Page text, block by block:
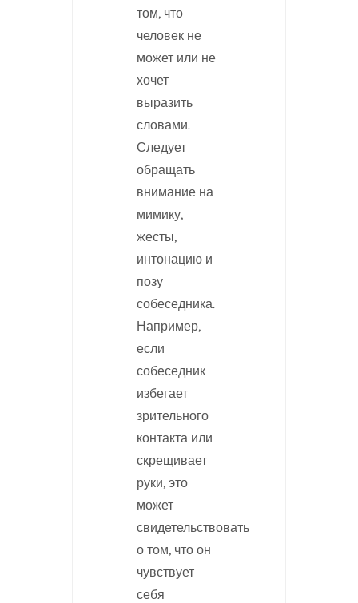
том, что
человек не
может или не
хочет
выразить
словами.
Следует
обращать
внимание на
мимику,
жесты,
интонацию и
позу
собеседника.
Например,
если
собеседник
избегает
зрительного
контакта или
скрещивает
руки, это
может
свидетельствовать
о том, что он
чувствует
себя